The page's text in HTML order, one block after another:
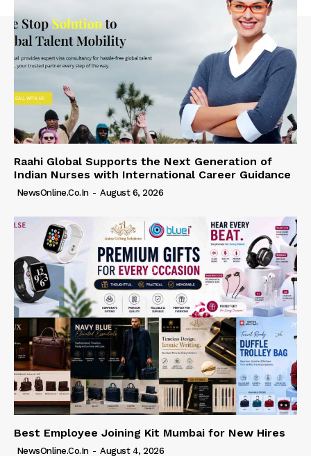
Raahi Global Supports the Next Generation of
Indian Nurses with International Career Guidance
NewsOnline.co.in - August 6, 2026
Best Employee Joining Kit Mumbai for New Hires
NewsOnline.co.in - August 4, 2026